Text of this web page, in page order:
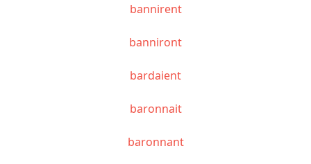
bannirent
banniront
bardaient
baronnait
baronnant